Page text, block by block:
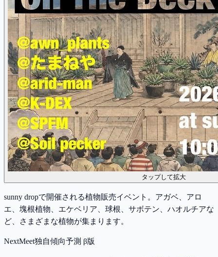
タップして拡大
sunny dropで開催される植物販売イベント。アガベ、アロ
エ、塊根植物、エケベリア、球根、サボテン、ハオルチアな
ど、さまざまな植物が集まります。
NextMeet独自傾向予測 β版